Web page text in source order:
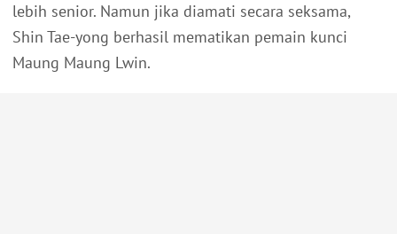
lebih senior. Namun jika diamati secara seksama,
Shin Tae-yong berhasil mematikan pemain kunci
Maung Maung Lwin.